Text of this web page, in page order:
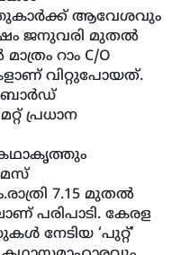
ആവേശവും
ജനുവരി മുതല്‍
റാം C/O
വിറ്റുപോയത്.
പ്രധാന
കഥാകൃത്തും
7.15 മുതല്‍
പരിപാടി. കേരള
നേടിയ ‘പുറ്റ്’